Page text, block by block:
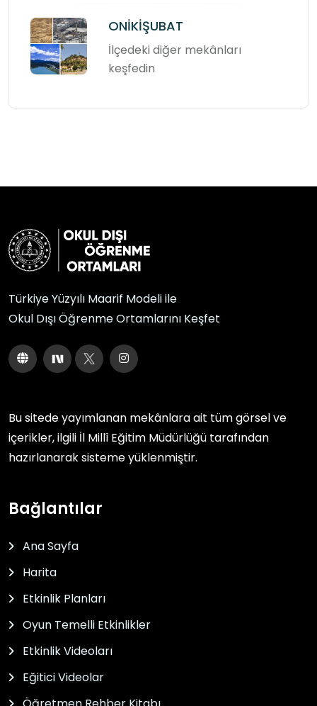
ONİKİŞUBAT
İlçedeki diğer mekânları
keşfedin
Türkiye Yüzyılı Maarif Modeli ile
Okul Dışı Öğrenme Ortamlarını Keşfet
Bu sitede yayımlanan mekânlara ait tüm görsel ve
içerikler, ilgili İl Millî Eğitim Müdürlüğü tarafından
hazırlanarak sisteme yüklenmiştir.
Bağlantılar
Ana Sayfa
Harita
Etkinlik Planları
Oyun Temelli Etkinlikler
Etkinlik Videoları
Eğitici Videolar